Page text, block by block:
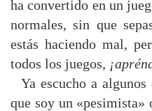
ha convertido en un
normales, sin que
estás haciendo mal,
todos los juegos,
Ya escucho a
que soy un «pesimista»